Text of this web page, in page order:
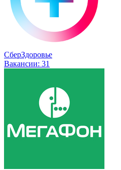
СберЗдоровье
Вакансии: 31